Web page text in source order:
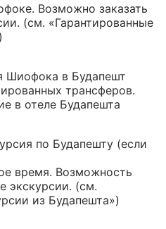
Возможно заказать
(см. «Гарантированные
Шиофока в Будапешт
трансферов.
в отеле Будапешта
по Будапешту (если
время. Возможность
экскурсии. (см.
из Будапешта»)